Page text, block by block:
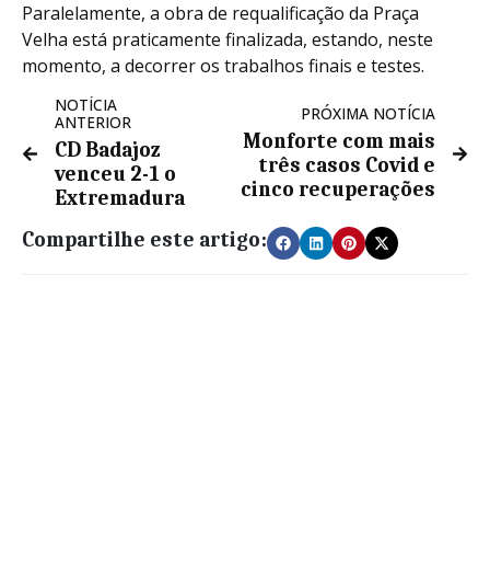
Paralelamente, a obra de requalificação da Praça
Velha está praticamente finalizada, estando, neste
momento, a decorrer os trabalhos finais e testes.
NOTÍCIA
ANTERIOR
CD Badajoz
venceu 2-1 o
Extremadura
PRÓXIMA NOTÍCIA
Monforte com mais
três casos Covid e
cinco recuperações
Compartilhe este artigo: